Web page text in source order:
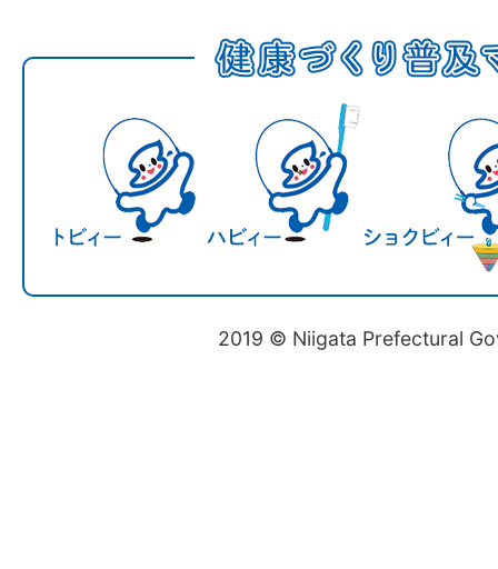
2019 © Niigata Prefectural